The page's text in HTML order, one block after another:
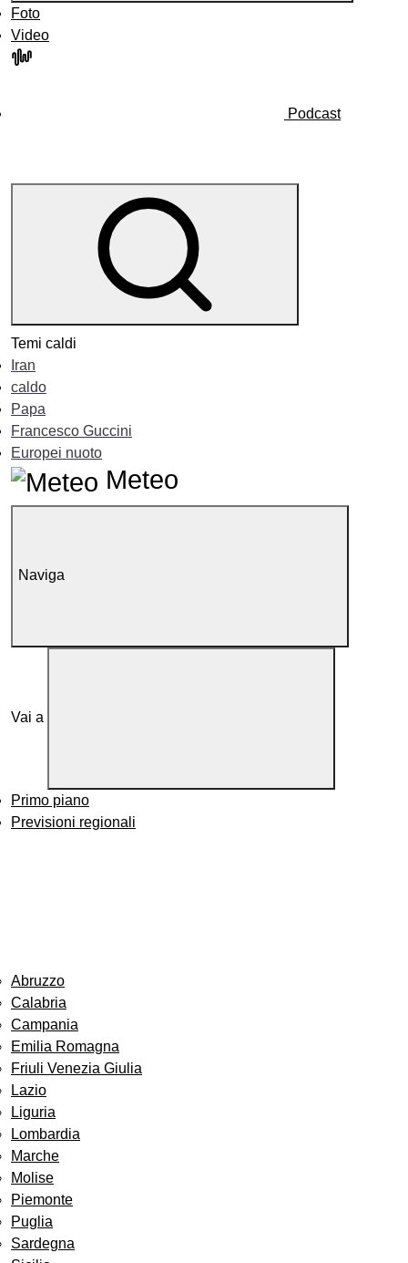
Foto
Video
Podcast
Temi caldi
Iran
caldo
Papa
Francesco Guccini
Europei nuoto
Meteo
Naviga
Vai a
Primo piano
Previsioni regionali
Abruzzo
Calabria
Campania
Emilia Romagna
Friuli Venezia Giulia
Lazio
Liguria
Lombardia
Marche
Molise
Piemonte
Puglia
Sardegna